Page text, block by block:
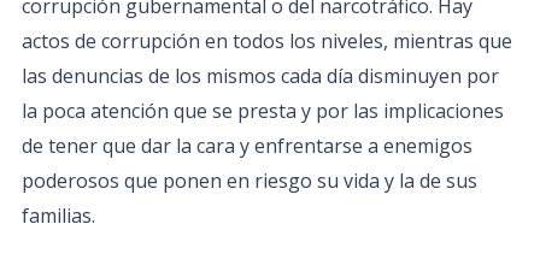
corrupción gubernamental o del narcotráfico. Hay
actos de corrupción en todos los niveles, mientras que
las denuncias de los mismos cada día disminuyen por
la poca atención que se presta y por las implicaciones
de tener que dar la cara y enfrentarse a enemigos
poderosos que ponen en riesgo su vida y la de sus
familias.